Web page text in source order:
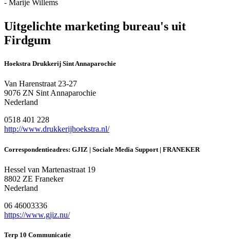
- Marije Willems
Uitgelichte marketing bureau's uit
Firdgum
Hoekstra Drukkerij Sint Annaparochie
Van Harenstraat 23-27
9076 ZN Sint Annaparochie
Nederland
0518 401 228
http://www.drukkerijhoekstra.nl/
Correspondentieadres: GJIZ | Sociale Media Support | FRANEKER
Hessel van Martenastraat 19
8802 ZE Franeker
Nederland
06 46003336
https://www.gjiz.nu/
Terp 10 Communicatie